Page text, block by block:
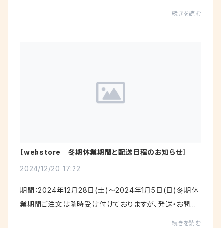
続きを読む
【webstore 冬期休業期間と配送日程のお知らせ】
2024/12/20 17:22
期間：2024年12月28日(土)～2024年1月5日(日)冬期休
業期間ご注文は随時受け付けておりますが、発送・お問合
続きを読む